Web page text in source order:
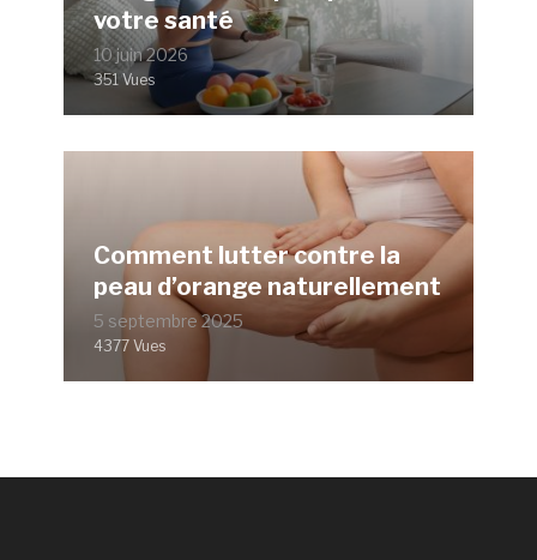
votre santé
10 juin 2026
351 Vues
Comment lutter contre la
peau d’orange naturellement
5 septembre 2025
4377 Vues